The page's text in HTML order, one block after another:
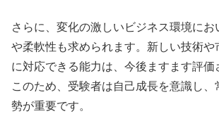
さらに、変化の激しいビジネス環境にお
や柔軟性も求められます。新しい技術や
に対応できる能力は、今後ますます評価
このため、受験者は自己成長を意識し
勢が重要です。